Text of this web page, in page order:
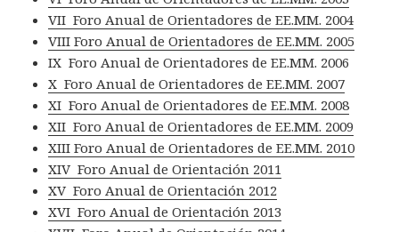
VII Foro Anual de Orientadores de EE.MM. 2004
VIII Foro Anual de Orientadores de EE.MM. 2005
IX Foro Anual de Orientadores de EE.MM. 2006
X Foro Anual de Orientadores de EE.MM. 2007
XI Foro Anual de Orientadores de EE.MM. 2008
XII Foro Anual de Orientadores de EE.MM. 2009
XIII Foro Anual de Orientadores de EE.MM. 2010
XIV Foro Anual de Orientación 2011
XV Foro Anual de Orientación 2012
XVI Foro Anual de Orientación 2013